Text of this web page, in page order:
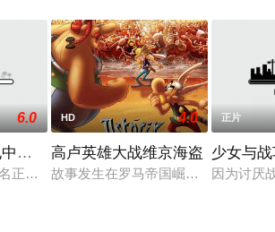
6.0
的暗杀者
正打电话的警察在雨中被射杀，忙将凶手
HD 4.0
高卢英雄大战维京海盗
故事发生在罗马帝国崛起的时期，彼
正片
少女与
因为讨厌